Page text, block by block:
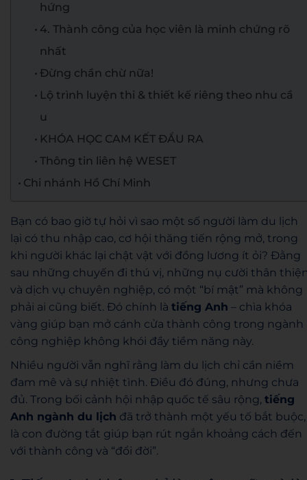
hứng
4. Thành công của học viên là minh chứng rõ
nhất
Đừng chần chừ nữa!
Lộ trình luyện thi & thiết kế riêng theo nhu cầ
u
KHÓA HỌC CAM KẾT ĐẦU RA
Thông tin liên hệ WESET
Chi nhánh Hồ Chí Minh
Bạn có bao giờ tự hỏi vì sao một số người làm du lịch
lại có thu nhập cao, cơ hội thăng tiến rộng mở, trong
khi người khác lại chật vật với đồng lương ít ỏi? Đằng
sau những chuyến đi thú vị, những nụ cười thân
và dịch vụ chuyên nghiệp, có một “bí mật” mà không
phải ai cũng biết. Đó chính là tiếng Anh – chìa khóa
vàng giúp bạn mở cánh cửa thành công trong ngành
công nghiệp không khói đầy tiềm năng này.
Nhiều người vẫn nghĩ rằng làm du lịch chỉ cần niềm
đam mê và sự nhiệt tình. Điều đó đúng, nhưng chưa
đủ. Trong bối cảnh hội nhập quốc tế sâu rộng, tiếng
Anh ngành du lịch đã trở thành một yếu tố bắt buộc,
là con đường tắt giúp bạn rút ngắn khoảng cách đến
với thành công và “đổi đời”.